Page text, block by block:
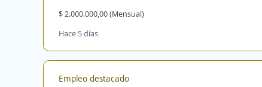
$ 2.000.000,00 (Mensual)
Hace 5 días
Empleo destacado